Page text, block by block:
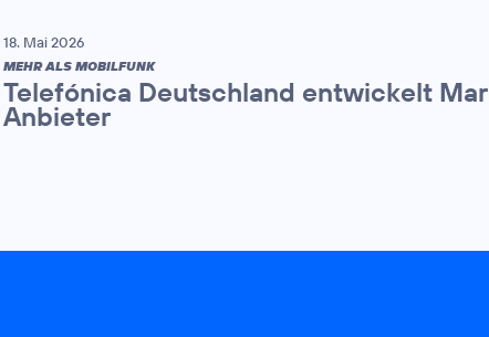
18. Mai 2026
MEHR ALS MOBILFUNK
Telefónica Deutschland entwickelt
Anbieter